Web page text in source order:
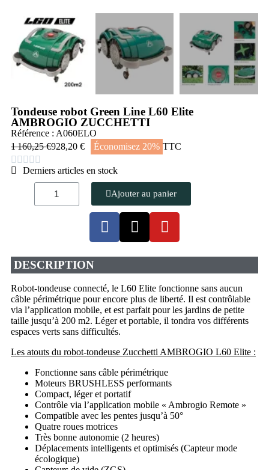
Tondeuse robot Green Line L60 Elite
AMBROGIO ZUCCHETTI
Référence : A060ELO
1 160,25 €928,20 € Économisez 20% TTC
    
Derniers articles en stock
Ajouter au panier
DESCRIPTION
Robot-tondeuse connecté, le L60 Elite fonctionne sans aucun
câble périmétrique pour encore plus de liberté. Il est contrôlable
via l’application mobile, et est parfait pour les jardins de petite
taille jusqu’à 200 m2. Léger et portable, il tondra vos différents
espaces verts sans difficultés.
Les atouts du robot-tondeuse Zucchetti AMBROGIO L60 Elite :
Fonctionne sans câble périmétrique
Moteurs BRUSHLESS performants
Compact, léger et portatif
Contrôle via l’application mobile « Ambrogio Remote »
Compatible avec les pentes jusqu’à 50°
Quatre roues motrices
Très bonne autonomie (2 heures)
Déplacements intelligents et optimisés (Capteur mode
écologique)